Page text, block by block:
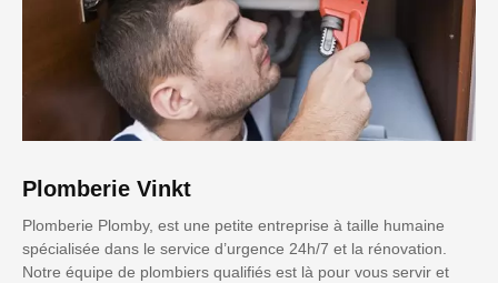
Plomberie Vinkt
Plomberie Plomby, est une petite entreprise à taille humaine
spécialisée dans le service d’urgence 24h/7 et la rénovation.
Notre équipe de plombiers qualifiés est là pour vous servir et